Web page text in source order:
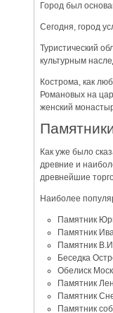
Город был
Сегодня, город
Туристический
культурным
Кострома, как
Романовых на
женский
Как уже было
древние и
древнейшие
Наиболее
Памятник
Памятник
Памятник
Беседка
Обелиск
Памятник
Памятник
Памятник